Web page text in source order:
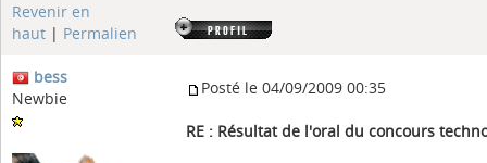
Revenir en
haut | Permalien
bess
Newbie
Posté le 04/09/2009 00:35
RE : Résultat de l'oral du concours